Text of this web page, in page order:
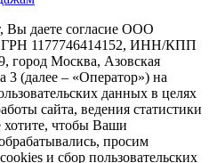
Вы даете согласие ООО
1177746414152, ИНН/КПП
город Москва, Азовская
3 (далее – «Оператор») на
данных в целях
сайта, ведения статистики
чтобы Ваши
просим
и сбор пользовательских